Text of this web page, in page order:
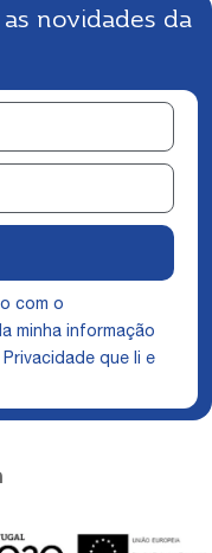
novidades da
com o
minha informação
que li e